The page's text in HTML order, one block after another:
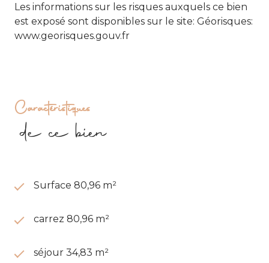
Les informations sur les risques auxquels ce bien
est exposé sont disponibles sur le site: Géorisques:
www.georisques.gouv.fr
Caractéristiques
de ce bien
Surface 80,96 m²
carrez 80,96 m²
séjour 34,83 m²